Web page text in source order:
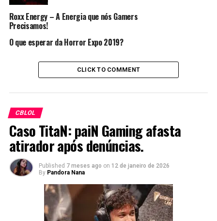
Roxx Energy – A Energia que nós Gamers
Precisamos!
O que esperar da Horror Expo 2019?
CLICK TO COMMENT
CBLOL
Caso TitaN: paiN Gaming afasta
atirador após denúncias.
Published 7 meses ago on 12 de janeiro de 2026
By Pandora Nana